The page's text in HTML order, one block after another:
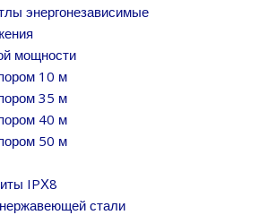
энергонезависимые
мощности
10 м
35 м
40 м
50 м
IPХ8
стали